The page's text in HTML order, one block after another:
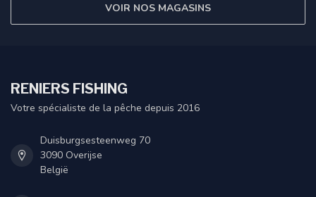
VOIR NOS MAGASINS
RENIERS FISHING
Votre spécialiste de la pêche depuis 2016
Duisburgsesteenweg 70
3090 Overijse
België